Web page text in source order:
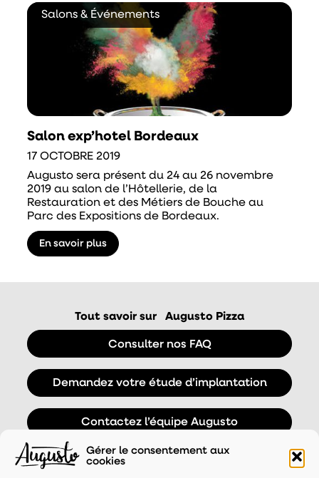
Gérer le consentement aux
cookies
Salons & Événements
Salon exp’hotel Bordeaux
17 OCTOBRE 2019
Augusto sera présent du 24 au 26 novembre
2019 au salon de l’Hôtellerie, de la
Restauration et des Métiers de Bouche au
Parc des Expositions de Bordeaux.
En savoir plus
Tout savoir sur Augusto Pizza
Consulter nos FAQ
Demandez votre étude d’implantation
Contactez l’équipe Augusto